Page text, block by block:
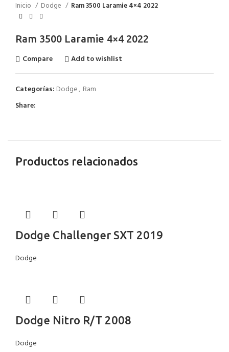
Inicio Dodge Ram 3500 Laramie 4×4 2022
Ram 3500 Laramie 4×4 2022
Compare
Add to wishlist
Categorías: Dodge, Ram
Share:
Productos relacionados
Dodge Challenger SXT 2019
Dodge
Dodge Nitro R/T 2008
Dodge